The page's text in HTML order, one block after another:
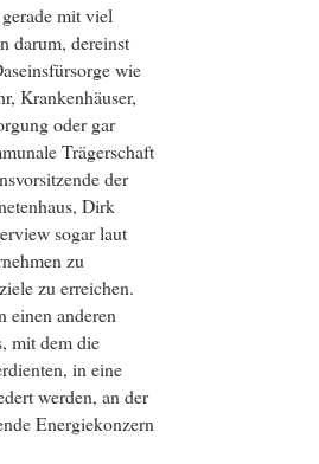
mit viel
darum, dereinst
wie
Krankenhäuser,
oder gar
Trägerschaft
der
Dirk
sogar laut
zu
zu erreichen.
einen anderen
mit dem die
in eine
werden, an der
Energiekonzern